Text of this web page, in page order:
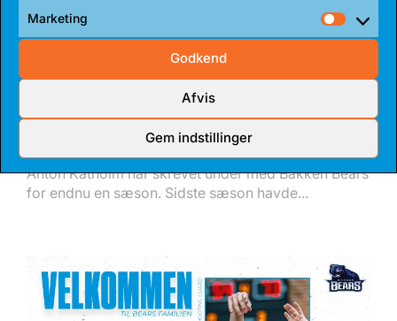
Marketing
Godkend
Afvis
Gem indstillinger
17 JUL 2026
TALENT BLIVER FULDTIDSBJØRN
Anton Katholm har skrevet under med Bakken Bears
for endnu en sæson. Sidste sæson havde...